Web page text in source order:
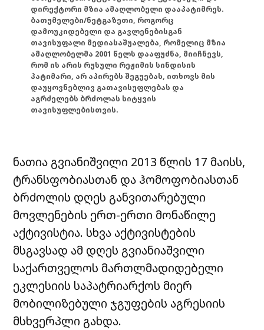
დირექტორი მზია ამაღლობელი დააპატიმრეს.
ბათუმელები/ნეტგაზეთი, როგორც
დამოუკიდებელი და გავლენებისგან
თავისუფალი მედიასაშუალება, რომელიც მზია
ამაღლობელმა 2001 წელს დააფუძნა, მიიჩნევს,
რომ ის არის რუსული რეჟიმის სინდისის
პატიმარი, არ აპირებს შეგუებას, ითხოვს მის
დაუყოვნებლივ გათავისუფლებას და
აგრძელებს ბრძოლას სიტყვის
თავისუფლებისთვის.
ნათია გვიანიშვილი 2013 წლის 17 მაისს,
ტრანსფობიასთან და ჰომოფობიასთან
ბრძოლის დღეს განვითარებული
მოვლენების ერთ-ერთი მონაწილე
აქტივისტია. სხვა აქტივისტების
მსგავსად ამ დღეს გვიანიაშვილი
საქართველოს მართლმადიდებელი
ეკლესიის საპატრიარქოს მიერ
მობილიზებული ჯგუფების აგრესიის
მსხვერპლი გახდა.